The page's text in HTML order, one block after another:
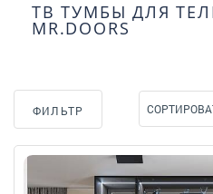
ТВ ТУМБЫ ДЛЯ
MR.DOORS
ФИЛЬТР